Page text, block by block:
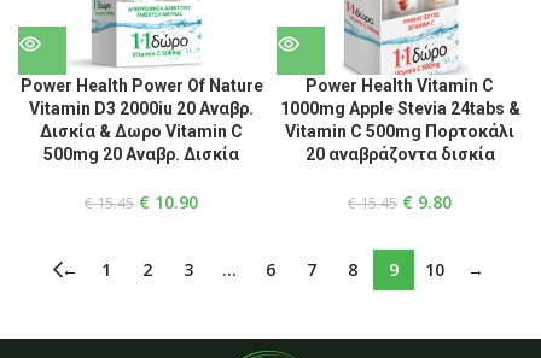
Power Health Power Of Nature
Vitamin D3 2000iu 20 Αναβρ.
Δισκία & Δωρο Vitamin C
500mg 20 Αναβρ. Δισκία
€15.45 € 10.90
Power Health Vitamin C
1000mg Apple Stevia 24tabs &
Vitamin C 500mg Πορτοκάλι
20 αναβράζοντα δισκία
€15.45 € 9.80
← 1 2 3 … 6 7 8 9 10 →